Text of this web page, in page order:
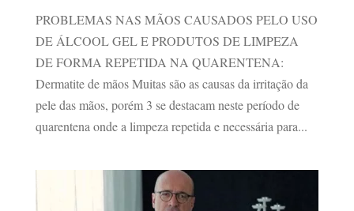
PROBLEMAS NAS MÃOS CAUSADOS PELO USO
DE ÁLCOOL GEL E PRODUTOS DE LIMPEZA
DE FORMA REPETIDA NA QUARENTENA:
Dermatite de mãos Muitas são as causas da irritação da
pele das mãos, porém 3 se destacam neste período de
quarentena onde a limpeza repetida e necessária para...